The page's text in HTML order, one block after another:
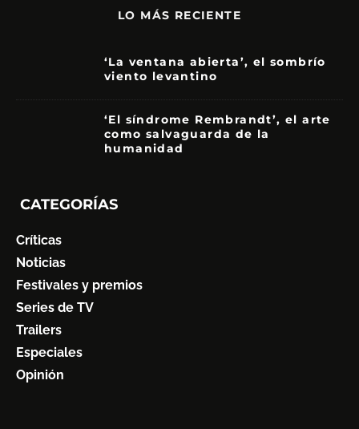
LO MÁS RECIENTE
‘La ventana abierta’, el sombrío
viento levantino
‘El síndrome Rembrandt’, el arte
como salvaguarda de la
humanidad
CATEGORÍAS
Críticas
Noticias
Festivales y premios
Series de TV
Trailers
Especiales
Opinión